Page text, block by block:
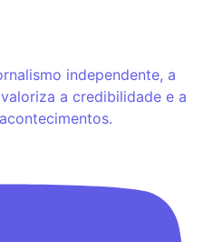
independente, a
a credibilidade e a